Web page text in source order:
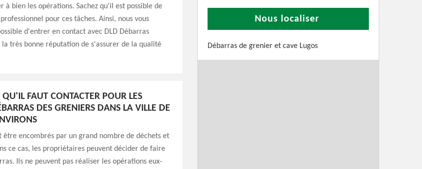
à bien les opérations. Sachez qu'il est possible de
pour ces tâches. Ainsi, nous vous
d'entrer en contact avec DLD Débarras
la très bonne réputation de s'assurer de la qualité
QU'IL FAUT CONTACTER POUR LES
DES GRENIERS DANS LA VILLE DE
être encombrés par un grand nombre de déchets et
ce cas, les propriétaires peuvent décider de faire
Ils ne peuvent pas réaliser les opérations eux-
Nous localiser
Débarras de grenier et cave Lugos